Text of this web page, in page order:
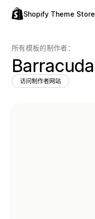
Shopify Theme Store
所有模板的制作者：
Barracuda
访问制作者网站